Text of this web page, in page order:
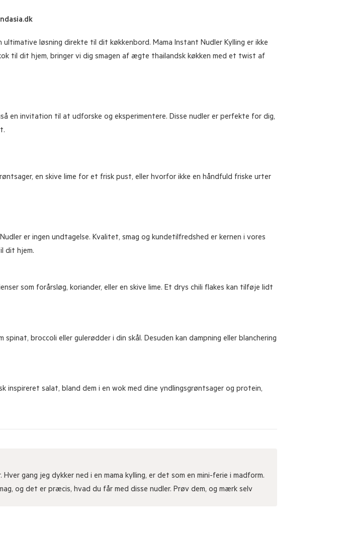
ultimative løsning direkte til dit køkkenbord. Mama Instant Nudler Kylling er ikke
til dit hjem, bringer vi dig smagen af ægte thailandsk køkken med et twist af
en invitation til at udforske og eksperimentere. Disse nudler er perfekte for dig,
en skive lime for et frisk pust, eller hvorfor ikke en håndfuld friske urter
er ingen undtagelse. Kvalitet, smag og kundetilfredshed er kernen i vores
dit hjem.
som forårsløg, koriander, eller en skive lime. Et drys chili flakes kan tilføje lidt
broccoli eller gulerødder i din skål. Desuden kan dampning eller blanchering
inspireret salat, bland dem i en wok med dine yndlingsgrøntsager og protein,
gang jeg dykker ned i en mama kylling, er det som en mini-ferie i madform.
og det er præcis, hvad du får med disse nudler. Prøv dem, og mærk selv